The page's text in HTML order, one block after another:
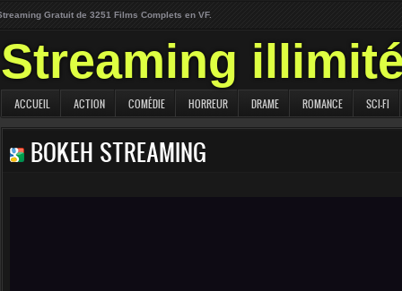
Gratuit de 3251 Films Complets en VF.
Streaming
ACCUEIL ACTION COMÉDIE HORREUR DRAME ROMANCE SCI-FI
BOKEH STREAMING